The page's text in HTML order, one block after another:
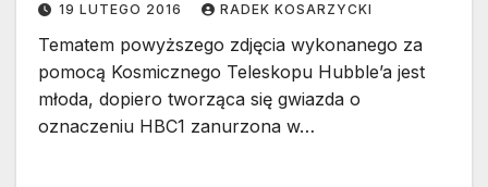
19 LUTEGO 2016 RADEK KOSARZYCKI
Tematem powyższego zdjęcia wykonanego za
pomocą Kosmicznego Teleskopu Hubble’a jest
młoda, dopiero tworząca się gwiazda o
oznaczeniu HBC1 zanurzona w…